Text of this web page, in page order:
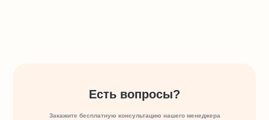
Есть вопросы?
Закажите бесплатную консультацию нашего менеджера